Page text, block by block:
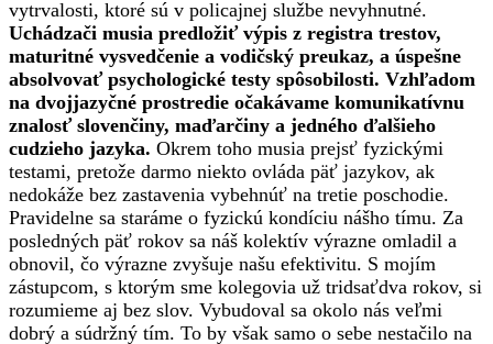
vytrvalosti, ktoré sú v policajnej službe nevyhnutné.
Uchádzači musia predložiť výpis z registra trestov,
maturitné vysvedčenie a vodičský preukaz, a úspešne
absolvovať psychologické testy spôsobilosti. Vzhľadom
na dvojjazyčné prostredie očakávame komunikatívnu
znalosť slovenčiny, maďarčiny a jedného ďalšieho
cudzieho jazyka. Okrem toho musia prejsť fyzickými
testami, pretože darmo niekto ovláda päť jazykov, ak
nedokáže bez zastavenia vybehnúť na tretie poschodie.
Pravidelne sa staráme o fyzickú kondíciu nášho tímu. Za
posledných päť rokov sa náš kolektív výrazne omladil a
obnovil, čo výrazne zvyšuje našu efektivitu. S mojím
zástupcom, s ktorým sme kolegovia už tridsaťdva rokov, si
rozumieme aj bez slov. Vybudoval sa okolo nás veľmi
dobrý a súdržný tím. To by však samo o sebe nestačilo na